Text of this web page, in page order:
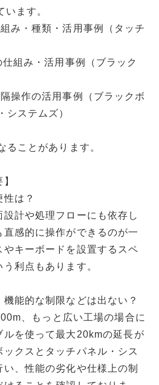
ます。
み・種類・活用事例（タッチ
組み・活用事例（ブラック
操作の活用事例（ブラックボ
システムズ）
ことがあります。
は？
計や処理フローにも依存し
直感的に操作ができるのが一
キーボードを設置するスペ
利点もあります。
能的な制限などは出ない？
、もっと広い工場の場合に
ルを使って最大20kmの延長が
クスとタッチパネル・シス
、性能の劣化や仕様上の制